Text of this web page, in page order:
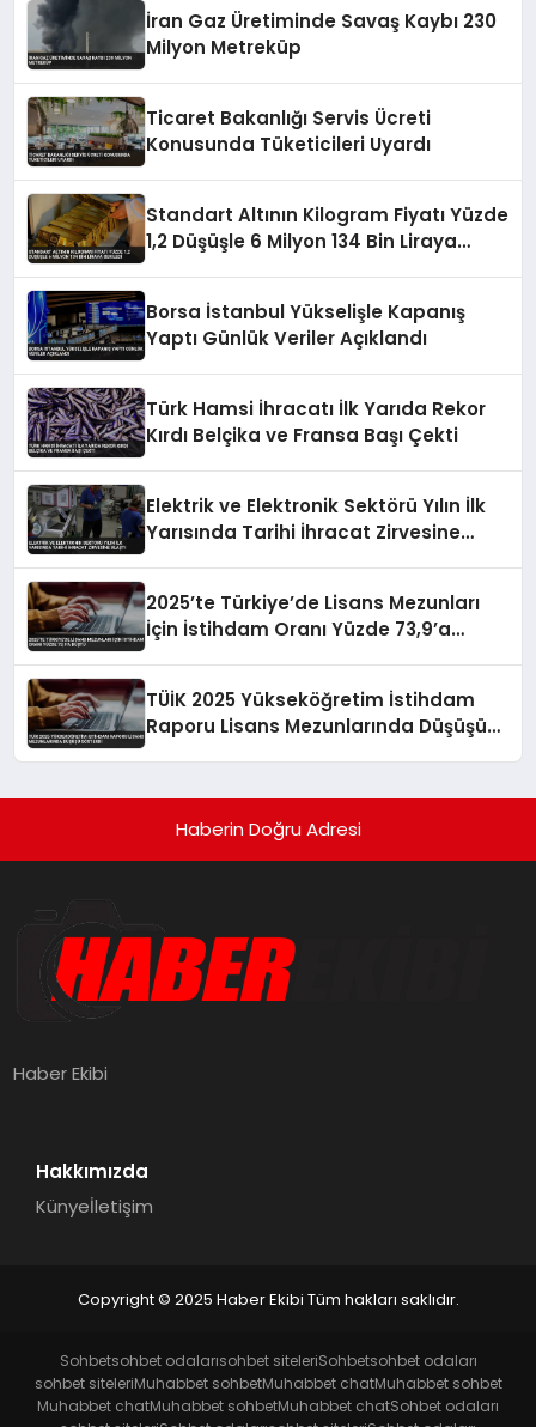
İran Gaz Üretiminde Savaş Kaybı 230
Milyon Metreküp
Ticaret Bakanlığı Servis Ücreti
Konusunda Tüketicileri Uyardı
Standart Altının Kilogram Fiyatı Yüzde
1,2 Düşüşle 6 Milyon 134 Bin Liraya
Borsa İstanbul Yükselişle Kapanış
Yaptı Günlük Veriler Açıklandı
Türk Hamsi İhracatı İlk Yarıda Rekor
Kırdı Belçika ve Fransa Başı Çekti
Elektrik ve Elektronik Sektörü Yılın İlk
Yarısında Tarihi İhracat Zirvesine
2025’te Türkiye’de Lisans Mezunları
İçin İstihdam Oranı Yüzde 73,9’a
TÜİK 2025 Yükseköğretim İstihdam
Raporu Lisans Mezunlarında Düşüşü
Haberin Doğru Adresi
Haber Ekibi
Hakkımızda
Künyeİletişim
Copyright © 2025 Haber Ekibi Tüm hakları saklıdır.
Sohbetsohbet odalarısohbet siteleriSohbetsohbet odaları
sohbet siteleriMuhabbet sohbetMuhabbet chatMuhabbet sohbet
Muhabbet chatMuhabbet sohbetMuhabbet chatSohbet odaları